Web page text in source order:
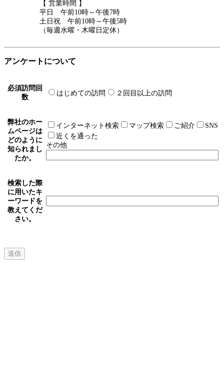
【 営業時間 】
平日 午前10時～午後7時
土日祝 午前10時～午後5時
（毎週水曜・木曜日定休）
アンケートについて
必須訪問回
数
はじめての訪問 ２回目以上の訪問
弊社のホー
ムページは
どのように
知られまし
たか。
インターネット検索 マップ検索 ご紹介
SNS
近くを通った
その他
検索した際
に用いたキ
ーワードを
教えてくだ
さい。